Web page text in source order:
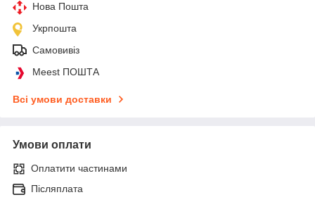
Нова Пошта
Укрпошта
Самовивіз
Meest ПОШТА
Всі умови доставки
Умови оплати
Оплатити частинами
Післяплата